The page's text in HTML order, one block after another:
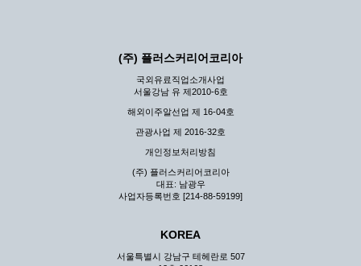
(주) 플러스커리어코리아
국외유료직업소개사업
서울강남 유 제2010-6호
해외이주알선업 제 16-04호
관광사업 제 2016-32호
개인정보처리방침
(주) 플러스커리어코리아
대표: 남광우
사업자등록번호 [214-88-59199]
KOREA
서울특별시 강남구 테헤란로 507